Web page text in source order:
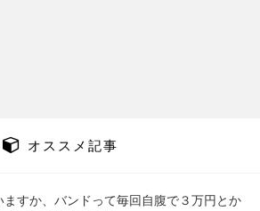
オススメ記事
ますか、バンドって毎回自腹で３万円とか